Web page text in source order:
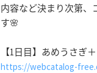
内容など決まり次第、
す🌸
【1日目】あめうさぎ
https://webcatalog-